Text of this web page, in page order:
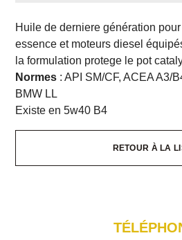
Huile de derniere génération
essence et moteurs diesel
la formulation protege le pot
Normes : API SM/CF, ACEA A3/
BMW LL
Existe en 5w40 B4
RETOUR À LA